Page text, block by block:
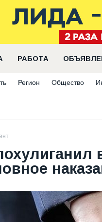
РАБОТА
Регион Общество